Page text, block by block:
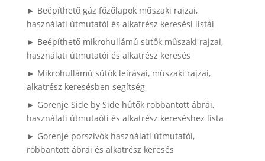
► Beépíthető gáz főzőlapok műszaki rajzai,
használati útmutatói és alkatrész keresési listái
► Beépíthető mikrohullámú sütők műszaki rajzai,
használati útmutatói és alkatrész keresés
► Mikrohullámú sütők leírásai, műszaki rajzai,
alkatrész keresésben segítség
► Gorenje Side by Side hűtők robbantott ábrái,
használati útmutaóti és alkatrész kereséshez lista
► Gorenje porszívók használati útmutatói,
robbantott ábrái és alkatrész keresés